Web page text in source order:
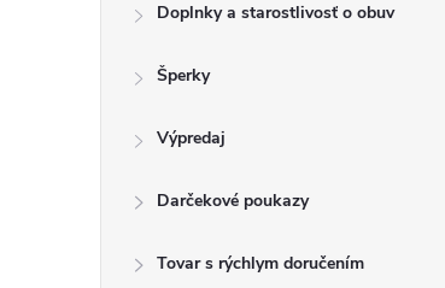
Doplnky a starostlivosť o obuv
Šperky
Výpredaj
Darčekové poukazy
Tovar s rýchlym doručením